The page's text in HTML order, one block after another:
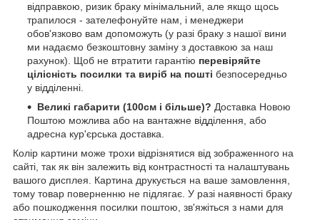
відправкою, ризик браку мінімальний, але якщо щось
трапилося - зателефонуйте нам, і менеджери
обов'язково вам допоможуть (у разі браку з нашої вини
ми надаємо безкоштовну заміну з доставкою за наш
рахунок). Щоб не втратити гарантію перевіряйте
цілісність посилки та виріб на пошті безпосередньо
у відділенні.
Великі габарити (100см і більше)? Доставка Новою
Поштою можлива або на вантажне відділення, або
адресна кур'єрська доставка.
Колір картини може трохи відрізнятися від зображенного на
сайті, так як він залежить від контрастності та налаштувань
вашого дисплея. Картина друкується на ваше замовлення,
тому товар поверненню не підлягає. У разі наявності браку
або пошкодження посилки поштою, зв'яжіться з нами для